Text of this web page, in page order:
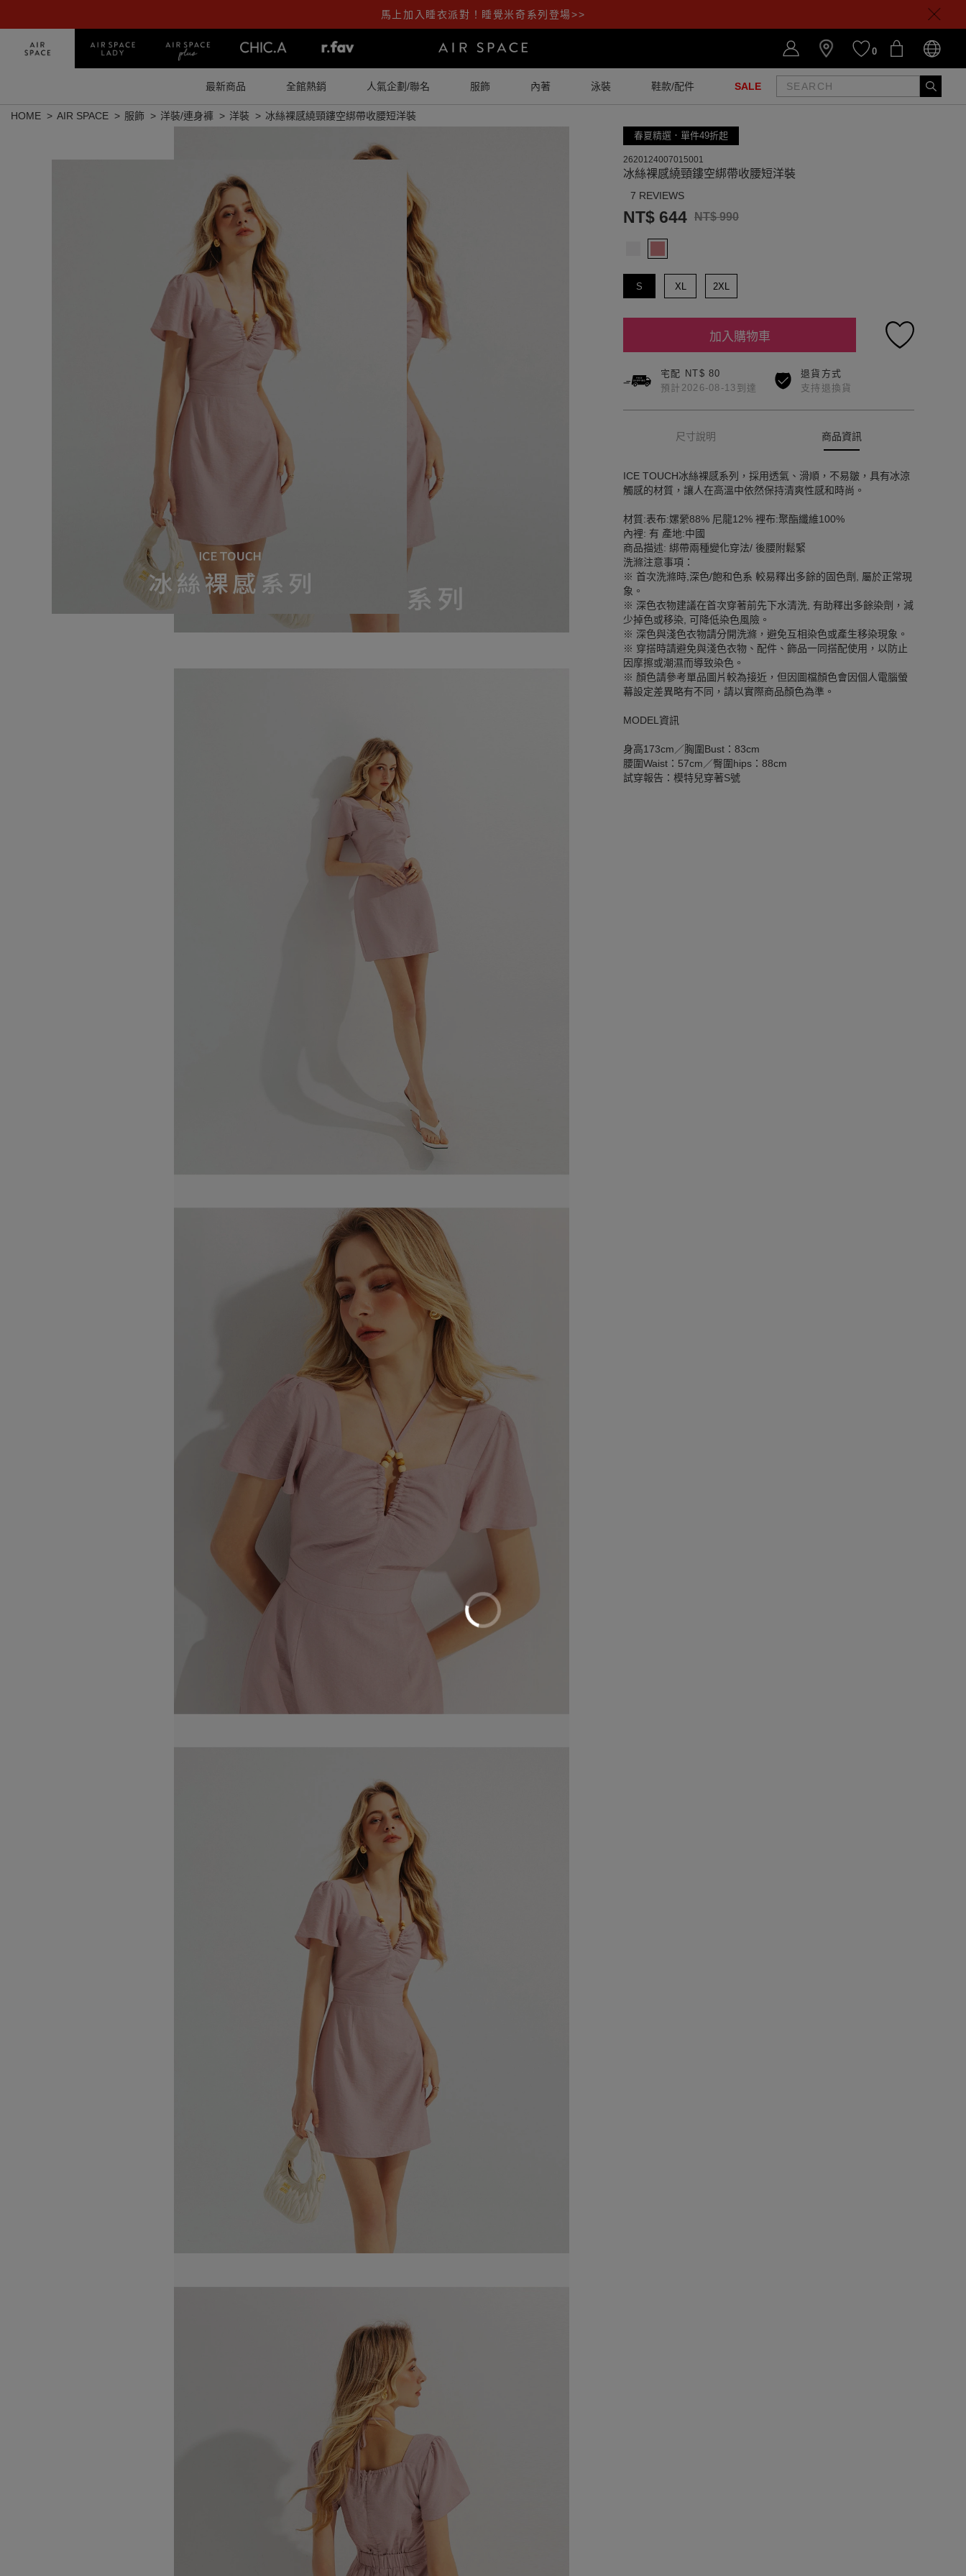
馬上加入睡衣派對！睡覺米奇系列登場>>
0
最新商品 全館熱銷 人氣企劃/聯名 服飾 內著 泳裝 鞋款/配件 SALE
HOME AIR SPACE 服飾 洋裝/連身褲 洋裝 冰絲裸感繞頸鏤空綁帶收腰短洋裝
春夏精選．單件49折起
2620124007015001
冰絲裸感繞頸鏤空綁帶收腰短洋裝
7 REVIEWS
NT$ 644 NT$ 990
S XL 2XL
加入購物車
宅配 NT$ 80
預計2026-08-13到達
退貨方式
支持退換貨
尺寸說明 商品資訊
ICE TOUCH冰絲裸感系列，採用透氣、滑順，不易皺，具有冰涼
觸感的材質，讓人在高溫中依然保持清爽性感和時尚。
材質:表布:嫘縈88% 尼龍12% 裡布:聚酯纖維100%
內裡: 有 產地:中國
商品描述: 綁帶兩種變化穿法/ 後腰附鬆緊
洗滌注意事項：
※ 首次洗滌時,深色/飽和色系 較易釋出多餘的固色劑, 屬於正常現
象。
※ 深色衣物建議在首次穿著前先下水清洗, 有助釋出多餘染劑，減
少掉色或移染, 可降低染色風險。
※ 深色與淺色衣物請分開洗滌，避免互相染色或產生移染現象。
※ 穿搭時請避免與淺色衣物、配件、飾品一同搭配使用，以防止
因摩擦或潮濕而導致染色。
※ 顏色請參考單品圖片較為接近，但因圖檔顏色會因個人電腦螢
幕設定差異略有不同，請以實際商品顏色為準。
MODEL資訊
身高173cm／胸圍Bust：83cm
腰圍Waist：57cm／臀圍hips：88cm
試穿報告：模特兒穿著S號